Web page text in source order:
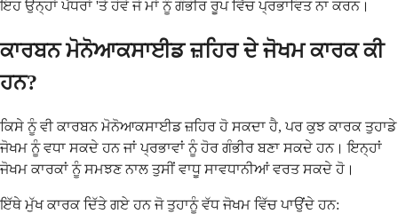
ਇਹ ਉਨ੍ਹਾਂ ਪੱਧਰਾਂ 'ਤੇ ਹੋਵੇ ਜੋ ਮਾਂ ਨੂੰ ਗੰਭੀਰ ਰੂਪ ਵਿੱਚ ਪ੍ਰਭਾਵਿਤ ਨਾ ਕਰਨ।
ਕਾਰਬਨ ਮੋਨੋਆਕਸਾਈਡ ਜ਼ਹਿਰ ਦੇ ਜੋਖਮ ਕਾਰਕ ਕੀ
ਹਨ?
ਕਿਸੇ ਨੂੰ ਵੀ ਕਾਰਬਨ ਮੋਨੋਆਕਸਾਈਡ ਜ਼ਹਿਰ ਹੋ ਸਕਦਾ ਹੈ, ਪਰ ਕੁਝ ਕਾਰਕ ਤੁਹਾਡੇ
ਜੋਖਮ ਨੂੰ ਵਧਾ ਸਕਦੇ ਹਨ ਜਾਂ ਪ੍ਰਭਾਵਾਂ ਨੂੰ ਹੋਰ ਗੰਭੀਰ ਬਣਾ ਸਕਦੇ ਹਨ। ਇਨ੍ਹਾਂ
ਜੋਖਮ ਕਾਰਕਾਂ ਨੂੰ ਸਮਝਣ ਨਾਲ ਤੁਸੀਂ ਵਾਧੂ ਸਾਵਧਾਨੀਆਂ ਵਰਤ ਸਕਦੇ ਹੋ।
ਇੱਥੇ ਮੁੱਖ ਕਾਰਕ ਦਿੱਤੇ ਗਏ ਹਨ ਜੋ ਤੁਹਾਨੂੰ ਵੱਧ ਜੋਖਮ ਵਿੱਚ ਪਾਉਂਦੇ ਹਨ: